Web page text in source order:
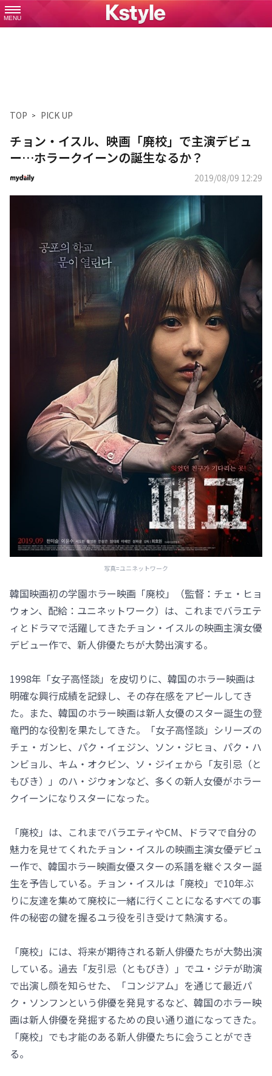
MENU
TOP PICK UP
チョン・イスル、映画「廃校」で主演デビュ
ー…ホラークイーンの誕生なるか？
2019/08/09 12:29
写真=ユニネットワーク
韓国映画初の学園ホラー映画「廃校」（監督：チェ・ヒョ
ウォン、配給：ユニネットワーク）は、これまでバラエテ
ィとドラマで活躍してきたチョン・イスルの映画主演女優
デビュー作で、新人俳優たちが大勢出演する。
1998年「女子高怪談」を皮切りに、韓国のホラー映画は
明確な興行成績を記録し、その存在感をアピールしてき
た。また、韓国のホラー映画は新人女優のスター誕生の登
竜門的な役割を果たしてきた。「女子高怪談」シリーズの
チェ・ガンヒ、パク・イェジン、ソン・ジヒョ、パク・ハ
ンビョル、キム・オクビン、ソ・ジイェから「友引忌（と
もびき）」のハ・ジウォンなど、多くの新人女優がホラー
クイーンになりスターになった。
「廃校」は、これまでバラエティやCM、ドラマで自分の
魅力を見せてくれたチョン・イスルの映画主演女優デビュ
ー作で、韓国ホラー映画女優スターの系譜を継ぐスター誕
生を予告している。チョン・イスルは「廃校」で10年ぶ
りに友達を集めて廃校に一緒に行くことになるすべての事
件の秘密の鍵を握るユラ役を引き受けて熱演する。
「廃校」には、将来が期待される新人俳優たちが大勢出演
している。過去「友引忌（ともびき）」でユ・ジテが助演
で出演し顔を知らせた、「コンジアム」を通じて最近パ
ク・ソンフンという俳優を発見するなど、韓国のホラー映
画は新人俳優を発掘するための良い通り道になってきた。
「廃校」でも才能のある新人俳優たちに会うことができ
る。